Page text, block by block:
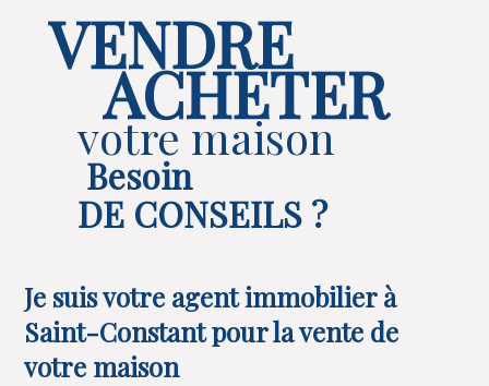
VENDRE
ACHETER
votre maison
Besoin
DE CONSEILS ?
Je suis votre agent immobilier à
Saint-Constant pour la vente de
votre maison